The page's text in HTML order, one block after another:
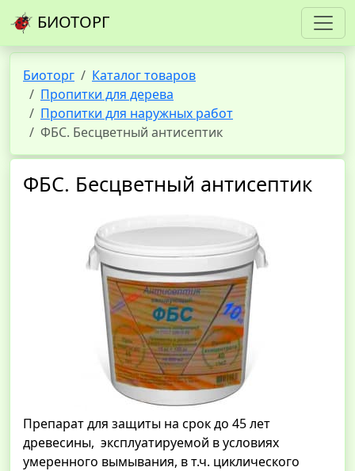
БИОТОРГ
Биоторг
Каталог товаров
Пропитки для дерева
Пропитки для наружных работ
ФБС. Бесцветный антисептик
ФБС. Бесцветный антисептик
Препарат для защиты на срок до 45 лет
древесины, эксплуатируемой в условиях
умеренного вымывания, в т.ч. циклического